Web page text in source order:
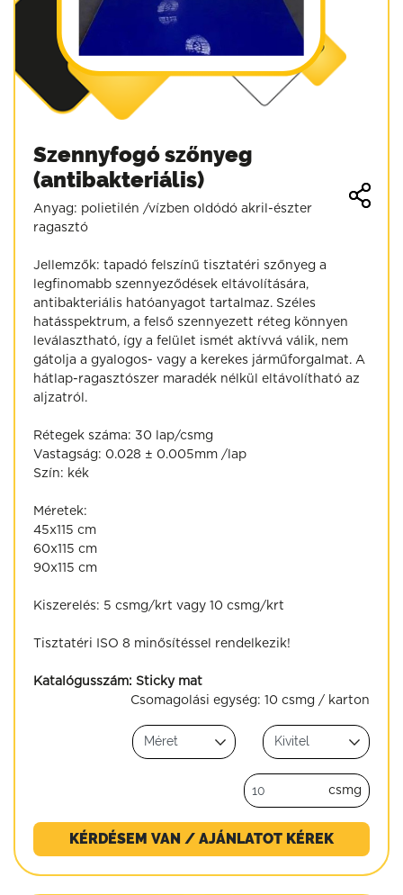
Szennyfogó szőnyeg
(antibakteriális)
Anyag: polietilén /vízben oldódó akril-észter
ragasztó
Jellemzők: tapadó felszínű tisztatéri szőnyeg a
legfinomabb szennyeződések eltávolítására,
antibakteriális hatóanyagot tartalmaz. Széles
hatásspektrum, a felső szennyezett réteg könnyen
leválasztható, így a felület ismét aktívvá válik, nem
gátolja a gyalogos- vagy a kerekes járműforgalmat. A
hátlap-ragasztószer maradék nélkül eltávolítható az
aljzatról.
Rétegek száma: 30 lap/csmg
Vastagság: 0.028 ± 0.005mm /lap
Szín: kék
Méretek:
45x115 cm
60x115 cm
90x115 cm
Kiszerelés: 5 csmg/krt vagy 10 csmg/krt
Tisztatéri ISO 8 minősítéssel rendelkezik!
Katalógusszám: Sticky mat
Csomagolási egység: 10 csmg / karton
csmg
KÉRDÉSEM VAN / AJÁNLATOT KÉREK